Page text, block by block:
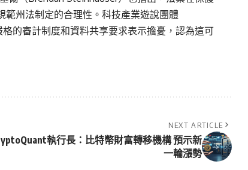
範州法制定的合理性。科技產業遊說團體
的審計制度和資料共享要求表示擔憂，認為這可
NEXT ARTICLE
執行長：比特幣財富轉移機構 預示新
一輪漲勢